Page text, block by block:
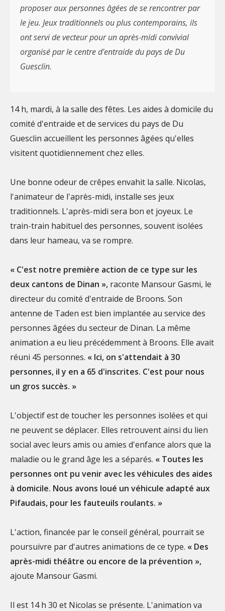
proposer aux personnes âgées de se rencontrer par
le jeu. Jeux traditionnels ou plus contemporains, ils
ont servi de vecteur pour un après-midi convivial
organisé par le centre d'entraide du pays de Du
Guesclin.
14 h, mardi, à la salle des fêtes. Les aides à domicile du
comité d'entraide et de services du pays de Du
Guesclin accueillent les personnes âgées qu'elles
visitent quotidiennement chez elles.
Une bonne odeur de crêpes envahit la salle. Nicolas,
l'animateur de l'après-midi, installe ses jeux
traditionnels. L'après-midi sera bon et joyeux. Le
train-train habituel des personnes, souvent isolées
dans leur hameau, va se rompre.
« C'est notre première action de ce type sur les
deux cantons de Dinan », raconte Mansour Gasmi, le
directeur du comité d'entraide de Broons. Son
antenne de Taden est bien implantée au service des
personnes âgées du secteur de Dinan. La même
animation a eu lieu précédemment à Broons. Elle avait
réuni 45 personnes. « Ici, on s'attendait à 30
personnes, il y en a 65 d'inscrites. C'est pour nous
un gros succès. »
L'objectif est de toucher les personnes isolées et qui
ne peuvent se déplacer. Elles retrouvent ainsi du lien
social avec leurs amis ou amies d'enfance alors que la
maladie ou le grand âge les a séparés. « Toutes les
personnes ont pu venir avec les véhicules des aides
à domicile. Nous avons loué un véhicule adapté aux
Pifaudais, pour les fauteuils roulants. »
L'action, financée par le conseil général, pourrait se
poursuivre par d'autres animations de ce type. « Des
après-midi théâtre ou encore de la prévention »,
ajoute Mansour Gasmi.
Il est 14 h 30 et Nicolas se présente. L'animation va